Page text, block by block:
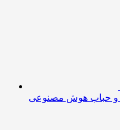
و حباب هوش مصنوعی